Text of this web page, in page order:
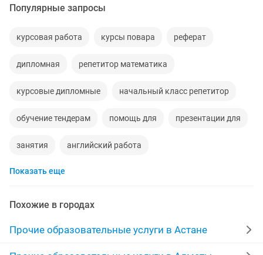
Популярные запросы
курсовая работа курсы повара реферат
дипломная репетитор математика
курсовые дипломные начальный класс репетитор
обучение тендерам помощь для презентации для
занятия английский работа
курсовая антиплагиат
курсовые работы презентации вузы
Показать еще
Похожие в городах
Прочие образовательные услуги в Астане